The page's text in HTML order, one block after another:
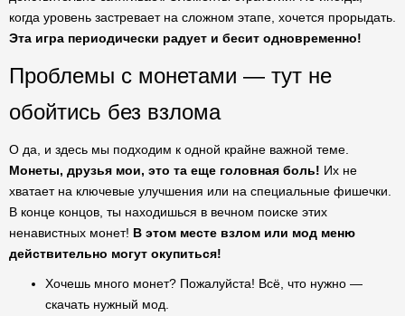
когда уровень застревает на сложном этапе, хочется прорыдать.
Эта игра периодически радует и бесит одновременно!
Проблемы с монетами — тут не
обойтись без взлома
О да, и здесь мы подходим к одной крайне важной теме.
Монеты, друзья мои, это та еще головная боль! Их не
хватает на ключевые улучшения или на специальные фишечки.
В конце концов, ты находишься в вечном поиске этих
ненавистных монет! В этом месте взлом или мод меню
действительно могут окупиться!
Хочешь много монет? Пожалуйста! Всё, что нужно —
скачать нужный мод.